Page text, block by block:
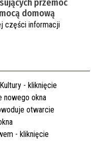
przemoc
domową
części informacji